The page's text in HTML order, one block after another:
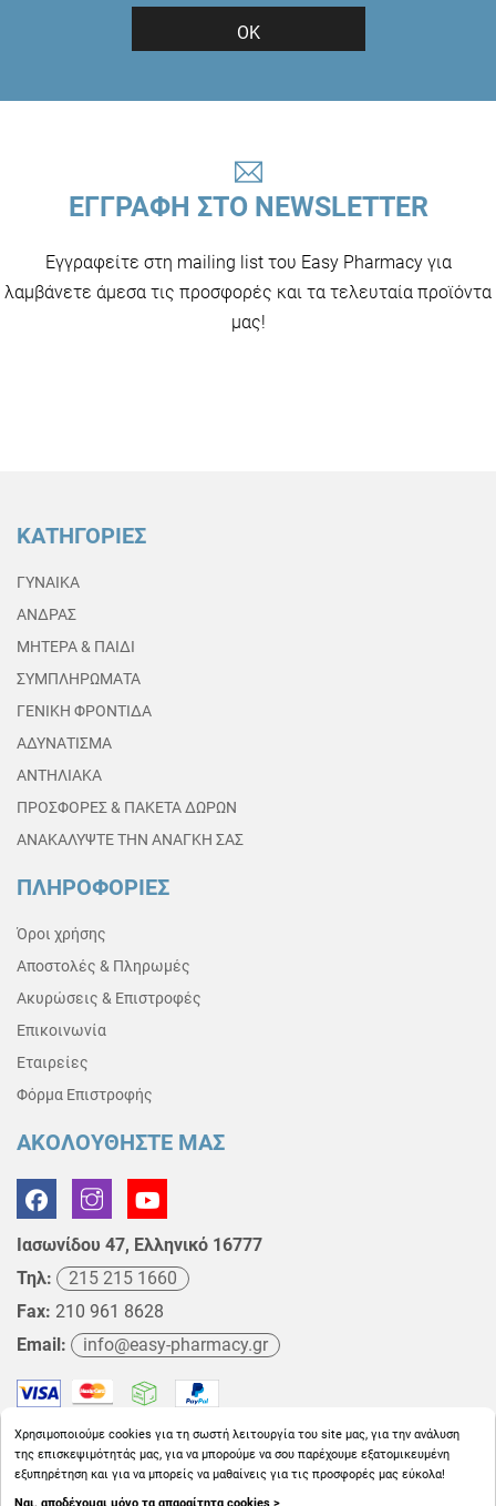
ΟΚ
ΕΓΓΡΑΦΗ ΣΤΟ NEWSLETTER
Εγγραφείτε στη mailing list του Easy Pharmacy για
λαμβάνετε άμεσα τις προσφορές και τα τελευταία προϊόντα
μας!
ΚΑΤΗΓΟΡΙΕΣ
ΓΥΝΑΙΚΑ
ΑΝΔΡΑΣ
ΜΗΤΕΡΑ & ΠΑΙΔΙ
ΣΥΜΠΛΗΡΩΜΑΤΑ
ΓΕΝΙΚΗ ΦΡΟΝΤΙΔΑ
ΑΔΥΝΑΤΙΣΜΑ
ΑΝΤΗΛΙΑΚΑ
ΠΡΟΣΦΟΡΕΣ & ΠΑΚΕΤΑ ΔΩΡΩΝ
ΑΝΑΚΑΛΥΨΤΕ ΤΗΝ ΑΝΑΓΚΗ ΣΑΣ
ΠΛΗΡΟΦΟΡΙΕΣ
Όροι χρήσης
Αποστολές & Πληρωμές
Ακυρώσεις & Επιστροφές
Επικοινωνία
Εταιρείες
Φόρμα Επιστροφής
ΑΚΟΛΟΥΘΗΣΤΕ ΜΑΣ
Ιασωνίδου 47, Ελληνικό 16777
Τηλ:
215 215 1660
Fax: 210 961 8628
Email:
info@easy-pharmacy.gr
Χρησιμοποιούμε cookies για τη σωστή λειτουργία του site μας, για την ανάλυση
της επισκεψιμότητάς μας, για να μπορούμε να σου παρέχουμε εξατομικευμένη
εξυπηρέτηση και για να μπορείς να μαθαίνεις για τις προσφορές μας εύκολα!